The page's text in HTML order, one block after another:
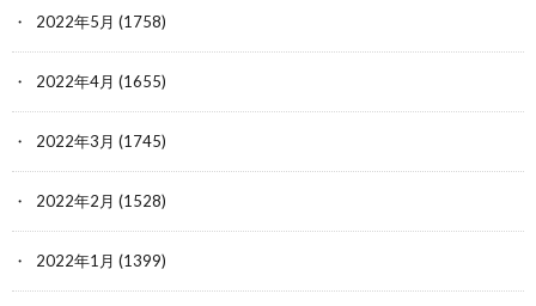
2022年5月 (1758)
2022年4月 (1655)
2022年3月 (1745)
2022年2月 (1528)
2022年1月 (1399)